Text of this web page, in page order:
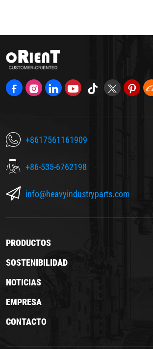
+8617561161909
+86-535-6762198
info@heavyindustryparts.com
PRODUCTOS
SOSTENIBILIDAD
NOTICIAS
EMPRESA
CONTACTO